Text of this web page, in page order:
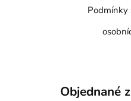
Podmínky
Objednané